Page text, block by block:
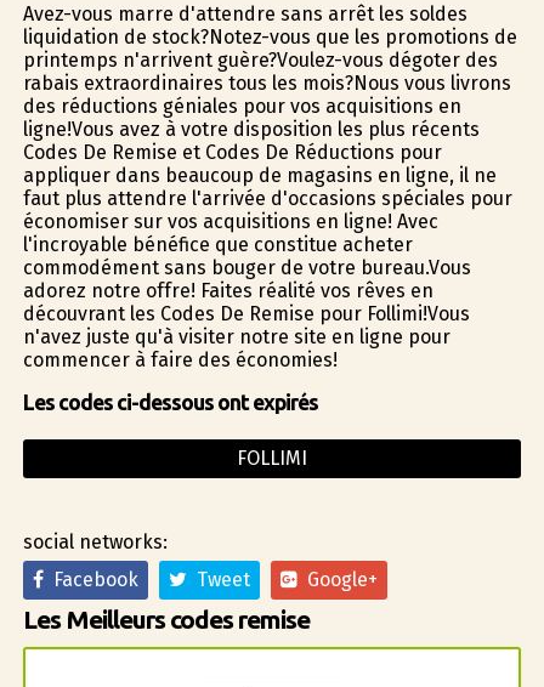
Avez-vous marre d'attendre sans arrêt les soldes
liquidation de stock?Notez-vous que les promotions de
printemps n'arrivent guère?Voulez-vous dégoter des
rabais extraordinaires tous les mois?Nous vous livrons
des réductions géniales pour vos acquisitions en
ligne!Vous avez à votre disposition les plus récents
Codes De Remise et Codes De Réductions pour
appliquer dans beaucoup de magasins en ligne, il ne
faut plus attendre l'arrivée d'occasions spéciales pour
économiser sur vos acquisitions en ligne! Avec
l'incroyable bénéfice que constitue acheter
commodément sans bouger de votre bureau.Vous
adorez notre offre! Faites réalité vos rêves en
découvrant les Codes De Remise pour Follimi!Vous
n'avez juste qu'à visiter notre site en ligne pour
commencer à faire des économies!
Les codes ci-dessous ont expirés
FOLLIMI
social networks:
Facebook
Tweet Google+
Les Meilleurs codes remise